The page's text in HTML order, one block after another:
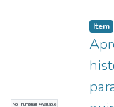
se
No Thumbnail Available
Item